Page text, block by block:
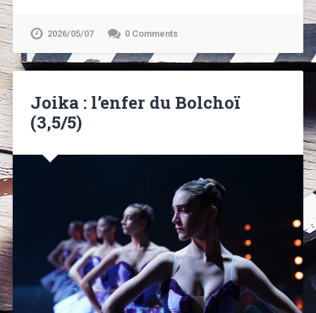
2026/05/07 0 Comments
Joika : l’enfer du Bolchoï
(3,5/5)